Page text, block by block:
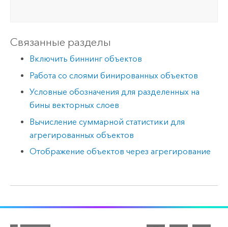
Связанные разделы
Включить биннинг объектов
Работа со слоями бинированных объектов
Условные обозначения для разделенных на
бины векторных слоев
Вычисление суммарной статистики для
агрегированных объектов
Отображение объектов через агрегирование